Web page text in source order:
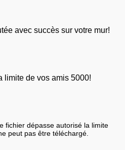
avec succès sur votre mur!
limite de vos amis 5000!
fichier dépasse autorisé la limite
peut pas être téléchargé.